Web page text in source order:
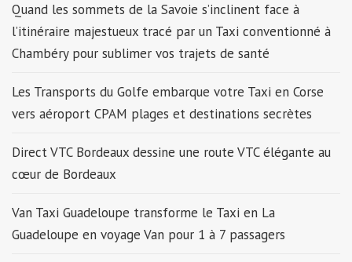
Quand les sommets de la Savoie s’inclinent face à
l’itinéraire majestueux tracé par un Taxi conventionné à
Chambéry pour sublimer vos trajets de santé
Les Transports du Golfe embarque votre Taxi en Corse
vers aéroport CPAM plages et destinations secrètes
Direct VTC Bordeaux dessine une route VTC élégante au
cœur de Bordeaux
Van Taxi Guadeloupe transforme le Taxi en La
Guadeloupe en voyage Van pour 1 à 7 passagers